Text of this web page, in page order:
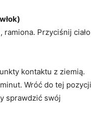
ramiona. Przyciśnij ciało
kontaktu z ziemią.
Wróć do tej pozycji
sprawdzić swój